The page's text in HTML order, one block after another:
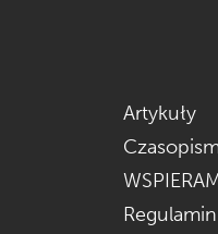
Artykuły
Regulamin